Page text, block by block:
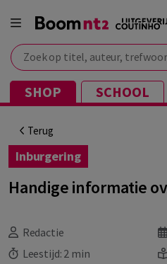
Zoek op titel, auteur, trefwoord of
SHOP SCHOOL
Terug
Inburgering
Handige informatie
Redactie
Leestijd: 2 min